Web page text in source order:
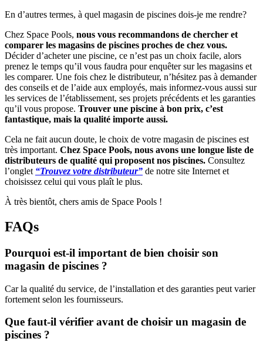
En d’autres termes, à quel magasin de piscines dois-je me rendre?
Chez Space Pools, nous vous recommandons de chercher et
comparer les magasins de piscines proches de chez vous.
Décider d’acheter une piscine, ce n’est pas un choix facile, alors
prenez le temps qu’il vous faudra pour enquêter sur les magasins et
les comparer. Une fois chez le distributeur, n’hésitez pas à demander
des conseils et de l’aide aux employés, mais informez-vous aussi sur
les services de l’établissement, ses projets précédents et les garanties
qu’il vous propose. Trouver une piscine à bon prix, c’est
fantastique, mais la qualité importe aussi.
Cela ne fait aucun doute, le choix de votre magasin de piscines est
très important. Chez Space Pools, nous avons une longue liste de
distributeurs de qualité qui proposent nos piscines. Consultez
l’onglet “Trouvez votre distributeur” de notre site Internet et
choisissez celui qui vous plaît le plus.
À très bientôt, chers amis de Space Pools !
FAQs
Pourquoi est-il important de bien choisir son
magasin de piscines ?
Car la qualité du service, de l’installation et des garanties peut varier
fortement selon les fournisseurs.
Que faut-il vérifier avant de choisir un magasin de
piscines ?